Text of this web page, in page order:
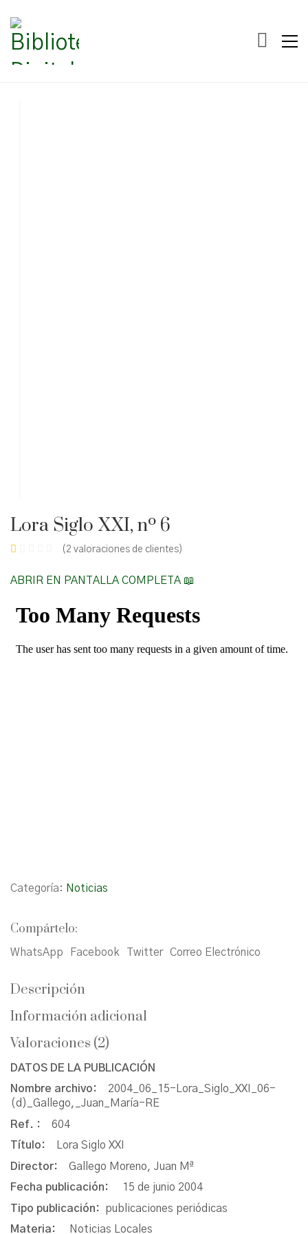
Lora Siglo XXI, nº 6
( 2 valoraciones de clientes)
ABRIR EN PANTALLA COMPLETA 📖
Categoría: Noticias
Compártelo:
WhatsApp Facebook Twitter Correo Electrónico
Descripción
Información adicional
Valoraciones (2)
DATOS DE LA PUBLICACIÓN
Nombre archivo: 2004_06_15-Lora_Siglo_XXI_06-
(d)_Gallego,_Juan_María-RE
Ref. : 604
Título:
Lora Siglo XXI
Director: Gallego Moreno, Juan Mª
Fecha publicación:
15 de junio 2004
Tipo publicación: publicaciones periódicas
Materia:
Noticias Locales